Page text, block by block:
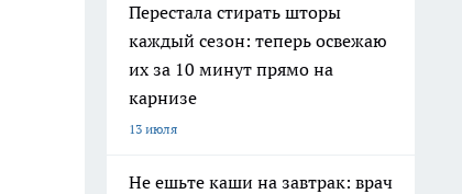
Перестала стирать шторы
каждый сезон: теперь освежаю
их за 10 минут прямо на
карнизе
13 июля
Не ешьте каши на завтрак: врач